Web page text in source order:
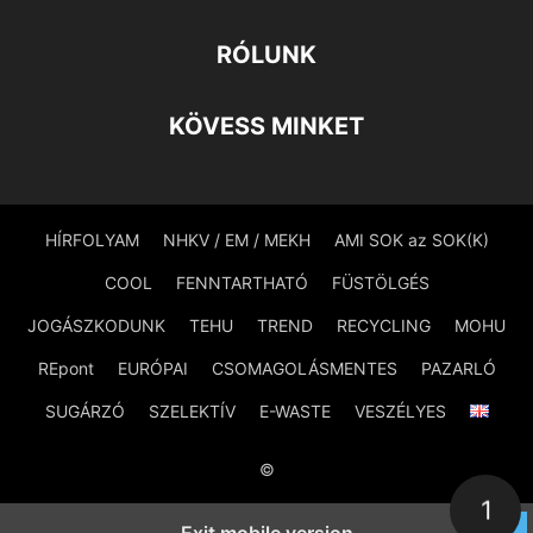
RÓLUNK
KÖVESS MINKET
HÍRFOLYAM NHKV / EM / MEKH AMI SOK az SOK(K)
COOL FENNTARTHATÓ FÜSTÖLGÉS
JOGÁSZKODUNK TEHU TREND RECYCLING MOHU
REpont EURÓPAI CSOMAGOLÁSMENTES PAZARLÓ
SUGÁRZÓ SZELEKTÍV E-WASTE VESZÉLYES
©
1